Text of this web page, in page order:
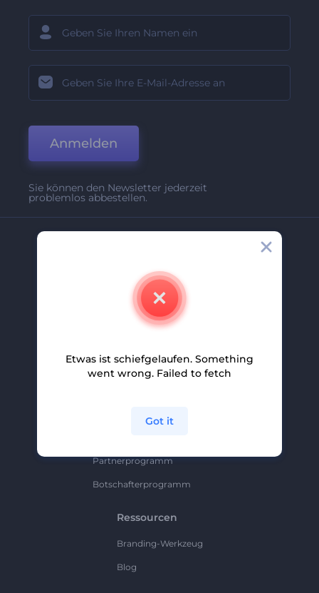
Anmelden
Sie können den Newsletter jederzeit
problemlos abbestellen.
Partnerprogramm
Partnerprogramm
Botschafterprogramm
Ressourcen
Branding-Werkzeug
Blog
Etwas ist schiefgelaufen. Something
went wrong. Failed to fetch
Got it